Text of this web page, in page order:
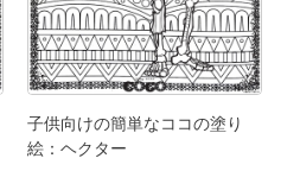
子供向けの簡単なココの塗り
絵：ヘクター